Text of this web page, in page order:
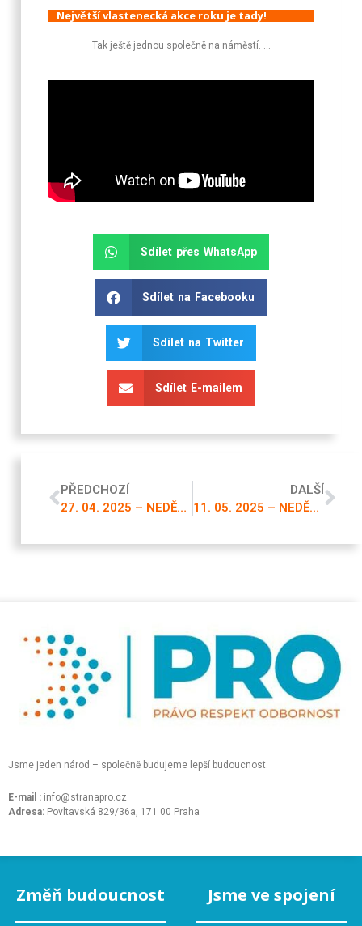
Největší vlastenecká akce roku je tady!
Tak ještě jednou společně na náměstí. …
Sdílet přes WhatsApp
Sdílet na Facebooku
Sdílet na Twitter
Sdílet E-mailem
PŘEDCHOZÍ
27. 04. 2025 – NEDĚLNÍ VYSÍLÁNÍ
DALŠÍ
11. 05. 2025 – NEDĚLNÍ VYSÍLÁNÍ
Jsme jeden národ – společně budujeme lepší budoucnost.
E-mail : info@stranapro.cz
Adresa: Povltavská 829/36a, 171 00 Praha
Změň budoucnost Jsme ve spojení